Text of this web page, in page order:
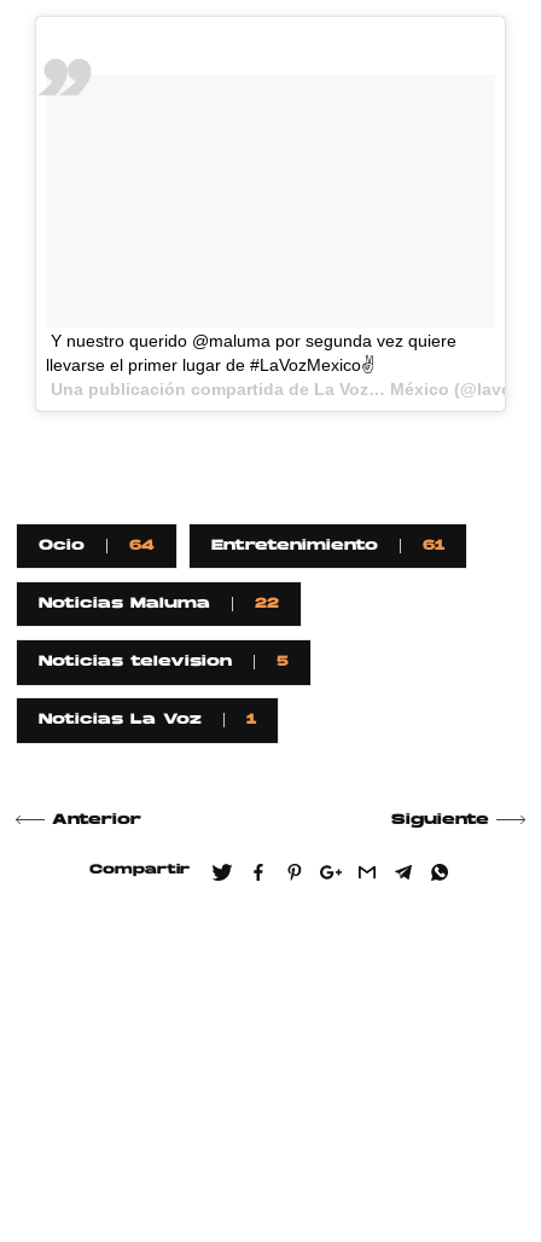
Y nuestro querido @maluma por segunda vez quiere
llevarse el primer lugar de #LaVozMexico✌️
Una publicación compartida de La Voz… México
Ocio 64 Entretenimiento 61
Noticias Maluma 22
Noticias television 5
Noticias La Voz 1
Anterior Siguiente
Compartir